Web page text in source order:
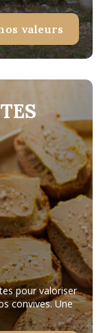
valeurs
pour valoriser
convives. Une